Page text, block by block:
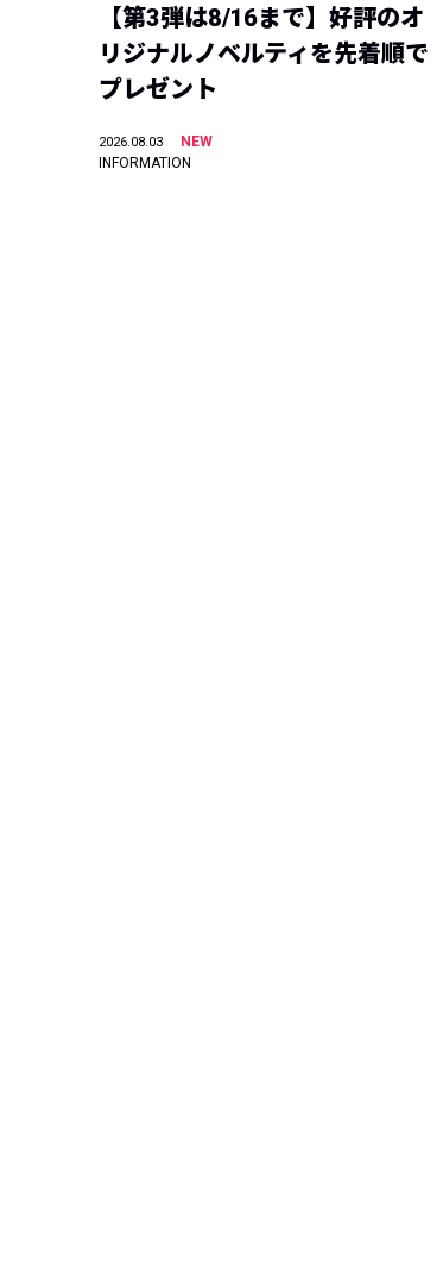
【第3弾は8/16まで】好評のオ
リジナルノベルティを先着順で
プレゼント
2026.08.03
NEW
INFORMATION